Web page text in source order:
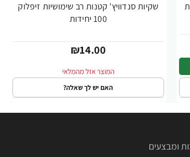
שקיות סנדוויץ' קטנות רב שימושיות זיפלוק
100 יחידות
₪14.00
האם יש לך שאלה?
ומבצעים